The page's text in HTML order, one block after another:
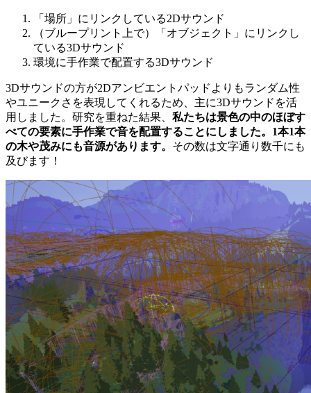
「場所」にリンクしている2Dサウンド
（ブループリント上で）「オブジェクト」にリンクし
ている3Dサウンド
環境に手作業で配置する3Dサウンド
3Dサウンドの方が2Dアンビエントパッドよりもランダム性
やユニークさを表現してくれるため、主に3Dサウンドを活
用しました。研究を重ねた結果、 私たちは景色の中のほぼす
べての要素に手作業で音を配置することにしました。 1本1本
の木や茂みにも音源があります。 その数は文字通り数千にも
及びます！